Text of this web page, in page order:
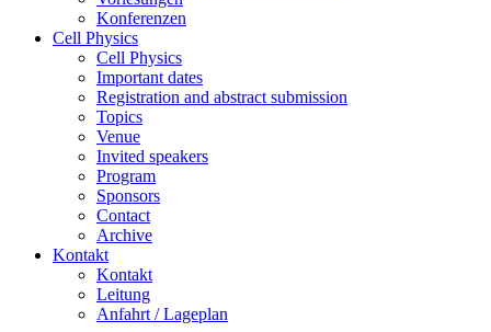
Konferenzen
Cell Physics
Cell Physics
Important dates
Registration and abstract submission
Topics
Venue
Invited speakers
Program
Sponsors
Contact
Archive
Kontakt
Kontakt
Leitung
Anfahrt / Lageplan